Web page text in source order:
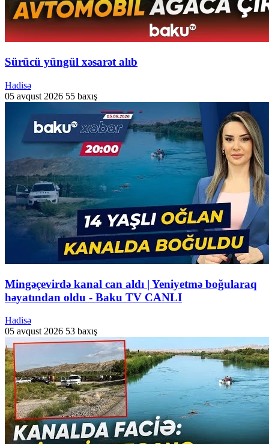
Sürücü yüngül xəsarət alıb
Hadisə
05 avqust 2026 55 baxış
Mingəçevirdə kanal can aldı | Yeniyetmə boğularaq
həyatından oldu - Baku TV CANLI
Hadisə
05 avqust 2026 53 baxış